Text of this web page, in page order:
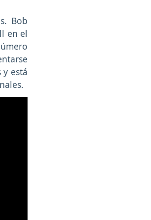
Bob
en el
está